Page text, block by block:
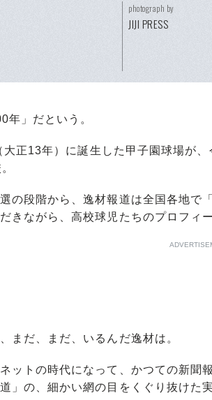
photograph by
JIJI PRESS
年」だという。
正13年）に誕生した甲子園球場が、
の段階から、逸材報道は全国各地で
きながら、高校球児たちのプロフィ
まだ、まだ、いるんだ逸材は。
ットの時代になって、かつての新聞
」の、細かい網の目をくぐり抜けた